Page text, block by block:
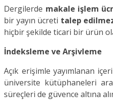
Dergilerde makale işlem
bir yayın ücreti talep
hiçbir şekilde ticari bir ürün
İndeksleme ve Arşivleme
Açık erişimle yayımlanan
üniversite kütüphaneleri
süreçleri de güvence altına